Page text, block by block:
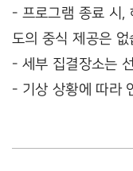
- 프로그램 종료 시,
도의 중식 제공은 없
- 세부 집결장소는
- 기상 상황에 따라